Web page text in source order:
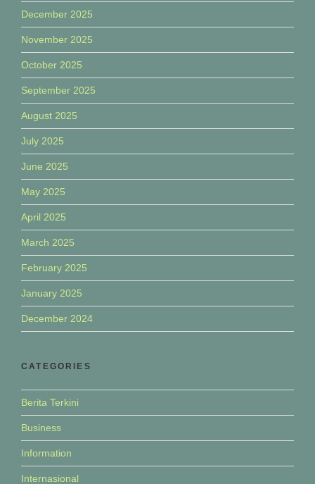
December 2025
November 2025
October 2025
September 2025
August 2025
July 2025
June 2025
May 2025
April 2025
March 2025
February 2025
January 2025
December 2024
CATEGORIES
Berita Terkini
Business
Information
Internasional